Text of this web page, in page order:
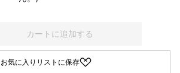
カートに追加する
お気に入りリストに保存